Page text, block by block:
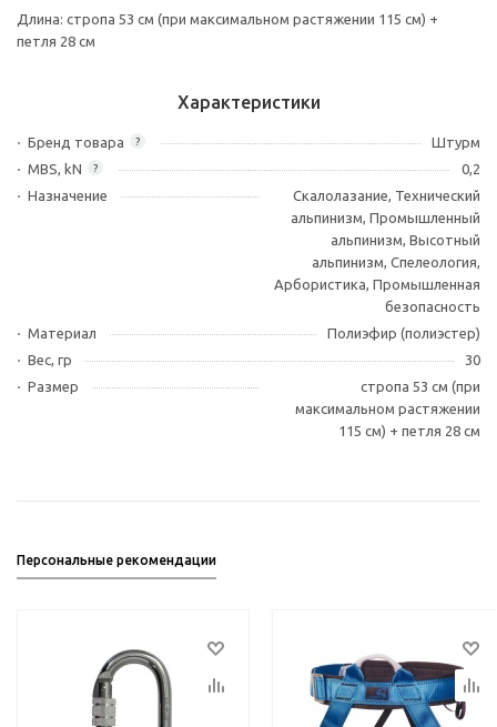
Длина: стропа 53 см (при максимальном растяжении 115 см) +
петля 28 см
Характеристики
?
Бренд товара Штурм
?
MBS, kN
0,2
Назначение
Скалолазание, Технический
альпинизм, Промышленный
альпинизм, Высотный
альпинизм, Спелеология,
Арбористика, Промышленная
безопасность
Материал
Полиэфир (полиэстер)
Вес, гр
30
Размер
стропа 53 см (при
максимальном растяжении
115 см) + петля 28 см
Персональные рекомендации